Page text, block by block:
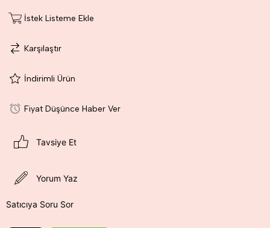
İstek Listeme Ekle
Karşılaştır
İndirimli Ürün
Fiyat Düşünce Haber Ver
Tavsiye Et
Yorum Yaz
Satıcıya Soru Sor